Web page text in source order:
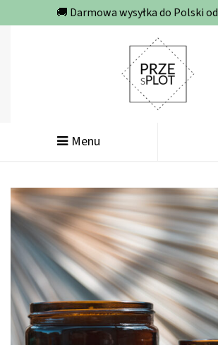
🚚 Darmowa wysyłka do Polski od
Menu